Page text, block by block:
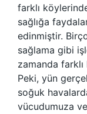
farklı
sağlığa
edinmiştir.
sağlama gibi
zamanda farklı
Peki, yün
soğuk
vücudumuza